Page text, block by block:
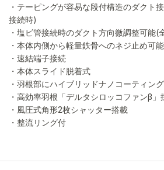
・テーピングが容易な段付構造のダクト
接続時)
・塩ビ管接続時のダクト方向微調整可能(
・本体内側から軽量鉄骨へのネジ止め可
・速結端子接続
・本体スライド脱着式
・羽根部にハイブリッドナノコーティン
・高効率羽根「デルタシロッコファンβ」
・風圧式角形2枚シャッター搭載
・整流リング付